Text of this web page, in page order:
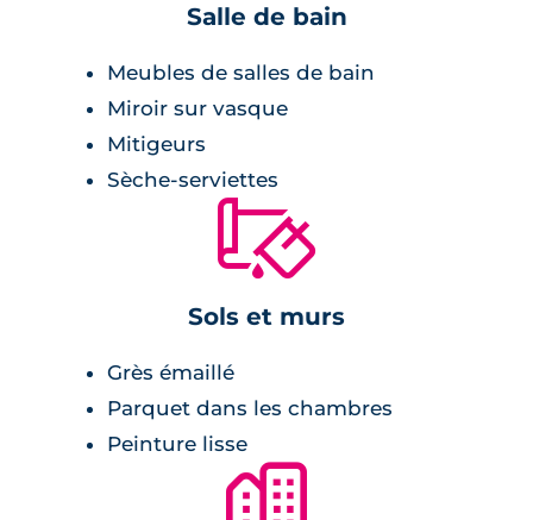
logements disposent même de grandes
présents.
Prestations du bien neuf
carrelage en grès cérame,
double vitrage isolant,
menuiseries en PVC,
balcon, terrasse ou jardin privatif,
Salle de bain
Meubles de salles de bain
Miroir sur vasque
Mitigeurs
Sèche-serviettes
🔨
Sols et murs
Grès émaillé
Parquet dans les chambres
Peinture lisse
🏙